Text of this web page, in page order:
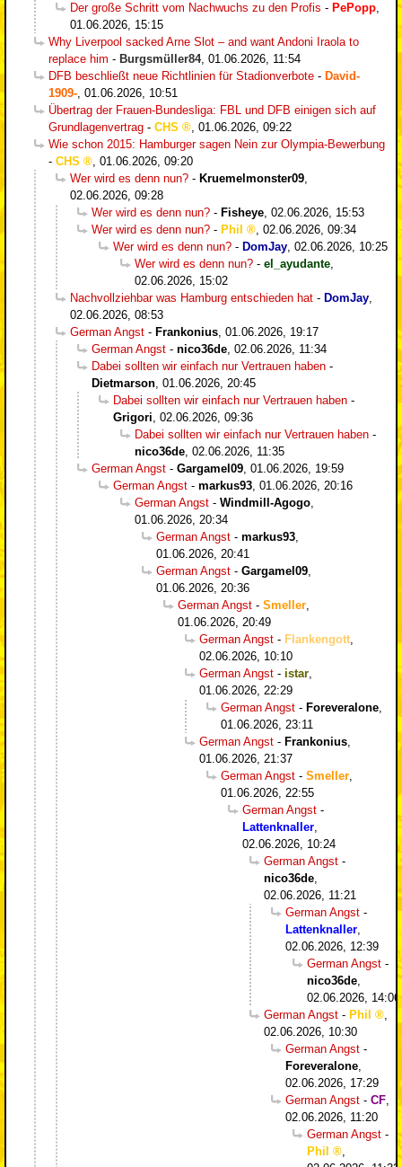
Der große Schritt vom Nachwuchs zu den Profis - PePopp,
01.06.2026, 15:15
Why Liverpool sacked Arne Slot – and want Andoni Iraola to
replace him - Burgsmüller84, 01.06.2026, 11:54
DFB beschließt neue Richtlinien für Stadionverbote - David-
1909-, 01.06.2026, 10:51
Übertrag der Frauen-Bundesliga: FBL und DFB einigen sich auf
Grundlagenvertrag - CHS , 01.06.2026, 09:22
Wie schon 2015: Hamburger sagen Nein zur Olympia-Bewerbung
- CHS , 01.06.2026, 09:20
Wer wird es denn nun? - Kruemelmonster09,
02.06.2026, 09:28
Wer wird es denn nun? - Fisheye, 02.06.2026, 15:53
Wer wird es denn nun? - Phil , 02.06.2026, 09:34
Wer wird es denn nun? - DomJay, 02.06.2026, 10:25
Wer wird es denn nun? - el_ayudante,
02.06.2026, 15:02
Nachvollziehbar was Hamburg entschieden hat - DomJay,
02.06.2026, 08:53
German Angst - Frankonius, 01.06.2026, 19:17
German Angst - nico36de, 02.06.2026, 11:34
Dabei sollten wir einfach nur Vertrauen haben -
Dietmarson, 01.06.2026, 20:45
Dabei sollten wir einfach nur Vertrauen haben -
Grigori, 02.06.2026, 09:36
Dabei sollten wir einfach nur Vertrauen haben -
nico36de, 02.06.2026, 11:35
German Angst - Gargamel09, 01.06.2026, 19:59
German Angst - markus93, 01.06.2026, 20:16
German Angst - Windmill-Agogo,
01.06.2026, 20:34
German Angst - markus93,
01.06.2026, 20:41
German Angst - Gargamel09,
01.06.2026, 20:36
German Angst - Smeller,
01.06.2026, 20:49
German Angst - Flankengott,
02.06.2026, 10:10
German Angst - istar,
01.06.2026, 22:29
German Angst - Foreveralone,
01.06.2026, 23:11
German Angst - Frankonius,
01.06.2026, 21:37
German Angst - Smeller,
01.06.2026, 22:55
German Angst -
Lattenknaller,
02.06.2026, 10:24
German Angst -
nico36de,
02.06.2026, 11:21
German Angst -
Lattenknaller,
02.06.2026, 12:39
German Angst -
nico36de,
02.06.2026, 14:06
German Angst - Phil
,
02.06.2026, 10:30
German Angst -
Foreveralone,
02.06.2026, 17:29
German Angst - CF,
02.06.2026, 11:20
German Angst -
Phil
,